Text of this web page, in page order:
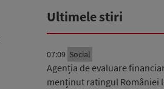
Ultimele stiri
07:09 Social
Agenția de evaluare
menținut ratingul României